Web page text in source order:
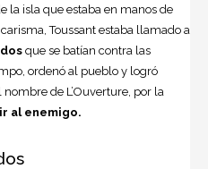
la isla que estaba en manos de
Toussant estaba llamado a
que se batían contra las
ordenó al pueblo y logró
de L’Ouverture, por la
al enemigo.